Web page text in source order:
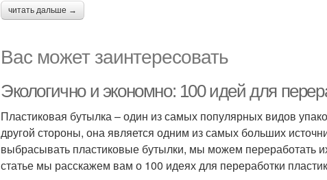
читать дальше →
Вас может заинтересовать
Экологично и экономно: 100 идей для
Пластиковая бутылка – один из самых популярных видов
другой стороны, она является одним из самых больших
выбрасывать пластиковые бутылки, мы можем переработать
статье мы расскажем вам о 100 идеях для переработки